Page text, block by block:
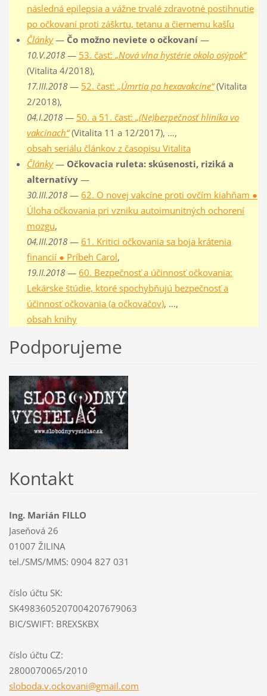
následná epilepsia a vážne trvalé zdravotné postihnutie
po očkovaní proti záškrtu, tetanu a čiernemu kašľu
Články— Čo možno neviete o očkovaní—
10.V.2018— 53. časť: „Nová vlna hystérie okolo osýpok“
(Vitalita 4/2018),
17.III.2018— 52. časť: „Úmrtia po hexavakcíne“(Vitalita
2/2018),
04.I.2018— 50. a 51. časť: „(Ne)bezpečnosť hliníka vo
vakcínach“(Vitalita 11 a 12/2017), …,
obsah seriálu článkov z časopisu Vitalita
Články— Očkovacia ruleta: skúsenosti, riziká a
alternatívy—
30.III.2018— 62. O novej vakcíne proti ovčím kiahňam ●
Úloha očkovania pri vzniku autoimunitných ochorení
mozgu,
04.III.2018— 61. Kritici očkovania sa boja krátenia
financií ● Príbeh Carol,
19.II.2018— 60. Bezpečnosť a účinnosť očkovania:
Lekárske štúdie, ktoré spochybňujú bezpečnosť a
účinnosť očkovania (a očkovačov), …,
obsah knihy
Podporujeme
Kontakt
Ing. Marián FILLO
Jaseňová 26
01007 ŽILINA
tel./SMS/MMS: 0904 827 031
číslo účtu SK:
SK4983605207004207679063
BIC/SWIFT: BREXSKBX
číslo účtu CZ:
2800070065/2010
sloboda.v.ockovani@gmail.com